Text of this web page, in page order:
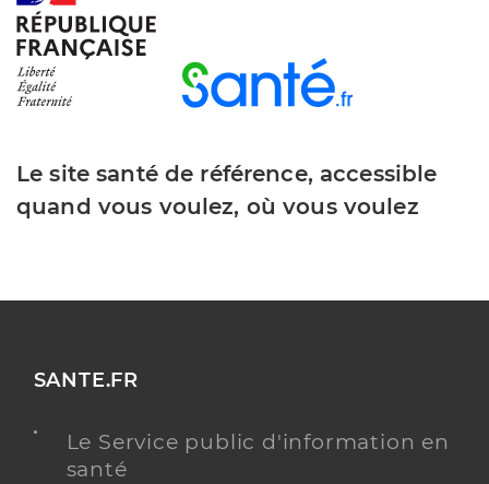
Le site santé de référence, accessible
quand vous voulez, où vous voulez
SANTE.FR
Le Service public d'information en
santé